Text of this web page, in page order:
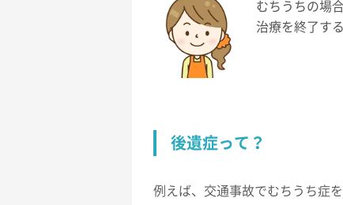
むちうちの場
治療を終了す
後遺症って？
例えば、交通事故でむちうち症